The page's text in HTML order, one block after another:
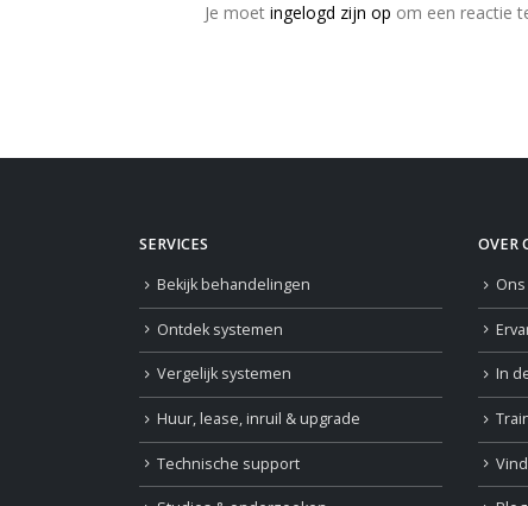
Je moet ingelogd zijn op om een reactie
SERVICES
Bekijk behandelingen
Ontdek systemen
Vergelijk systemen
Huur, lease, inruil & upgrade
Technische support
OVER
In